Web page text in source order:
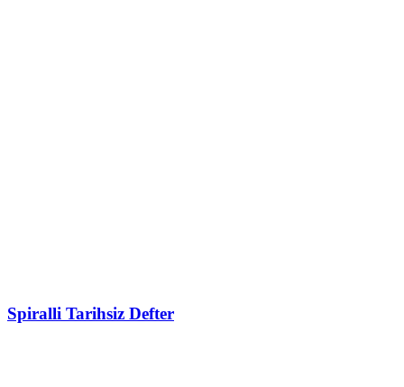
Spiralli Tarihsiz Defter